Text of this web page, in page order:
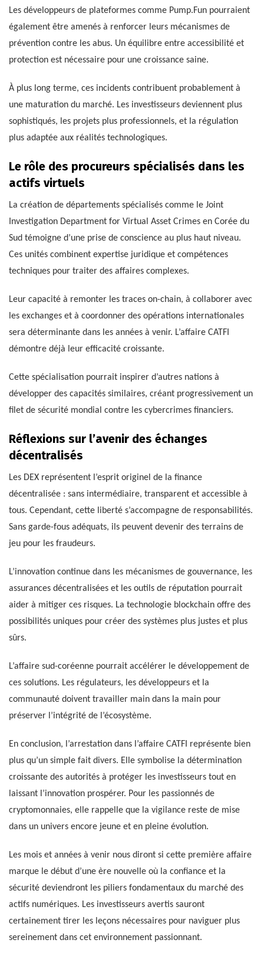
Les développeurs de plateformes comme Pump.Fun pourraient
également être amenés à renforcer leurs mécanismes de
prévention contre les abus. Un équilibre entre accessibilité et
protection est nécessaire pour une croissance saine.
À plus long terme, ces incidents contribuent probablement à
une maturation du marché. Les investisseurs deviennent plus
sophistiqués, les projets plus professionnels, et la régulation
plus adaptée aux réalités technologiques.
Le rôle des procureurs spécialisés dans les
actifs virtuels
La création de départements spécialisés comme le Joint
Investigation Department for Virtual Asset Crimes en Corée du
Sud témoigne d’une prise de conscience au plus haut niveau.
Ces unités combinent expertise juridique et compétences
techniques pour traiter des affaires complexes.
Leur capacité à remonter les traces on-chain, à collaborer avec
les exchanges et à coordonner des opérations internationales
sera déterminante dans les années à venir. L’affaire CATFI
démontre déjà leur efficacité croissante.
Cette spécialisation pourrait inspirer d’autres nations à
développer des capacités similaires, créant progressivement un
filet de sécurité mondial contre les cybercrimes financiers.
Réflexions sur l’avenir des échanges
décentralisés
Les DEX représentent l’esprit originel de la finance
décentralisée : sans intermédiaire, transparent et accessible à
tous. Cependant, cette liberté s’accompagne de responsabilités.
Sans garde-fous adéquats, ils peuvent devenir des terrains de
jeu pour les fraudeurs.
L’innovation continue dans les mécanismes de gouvernance, les
assurances décentralisées et les outils de réputation pourrait
aider à mitiger ces risques. La technologie blockchain offre des
possibilités uniques pour créer des systèmes plus justes et plus
sûrs.
L’affaire sud-coréenne pourrait accélérer le développement de
ces solutions. Les régulateurs, les développeurs et la
communauté doivent travailler main dans la main pour
préserver l’intégrité de l’écosystème.
En conclusion, l’arrestation dans l’affaire CATFI représente bien
plus qu’un simple fait divers. Elle symbolise la détermination
croissante des autorités à protéger les investisseurs tout en
laissant l’innovation prospérer. Pour les passionnés de
cryptomonnaies, elle rappelle que la vigilance reste de mise
dans un univers encore jeune et en pleine évolution.
Les mois et années à venir nous diront si cette première affaire
marque le début d’une ère nouvelle où la confiance et la
sécurité deviendront les piliers fondamentaux du marché des
actifs numériques. Les investisseurs avertis sauront
certainement tirer les leçons nécessaires pour naviguer plus
sereinement dans cet environnement passionnant.